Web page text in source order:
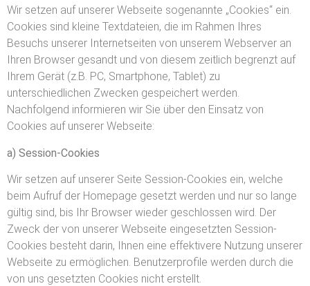
Wir setzen auf unserer Webseite sogenannte „Cookies“ ein.
Cookies sind kleine Textdateien, die im Rahmen Ihres
Besuchs unserer Internetseiten von unserem Webserver an
Ihren Browser gesandt und von diesem zeitlich begrenzt auf
Ihrem Gerät (z.B. PC, Smartphone, Tablet) zu
unterschiedlichen Zwecken gespeichert werden.
Nachfolgend informieren wir Sie über den Einsatz von
Cookies auf unserer Webseite:
a) Session-Cookies
Wir setzen auf unserer Seite Session-Cookies ein, welche
beim Aufruf der Homepage gesetzt werden und nur so lange
gültig sind, bis Ihr Browser wieder geschlossen wird. Der
Zweck der von unserer Webseite eingesetzten Session-
Cookies besteht darin, Ihnen eine effektivere Nutzung unserer
Webseite zu ermöglichen. Benutzerprofile werden durch die
von uns gesetzten Cookies nicht erstellt.